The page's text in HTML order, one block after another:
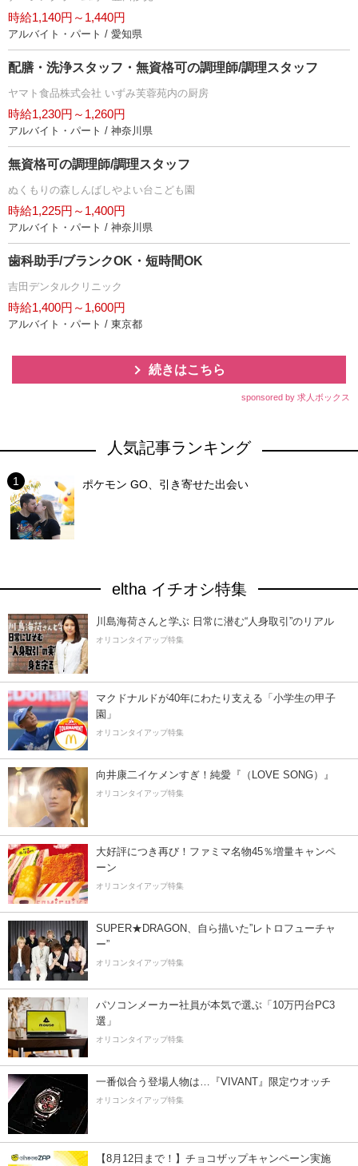
時給1,140円～1,440円
アルバイト・パート / 愛知県
配膳・洗浄スタッフ・無資格可の調理師/調理スタッフ
ヤマト食品株式会社 いずみ芙蓉苑内の厨房
時給1,230円～1,260円
アルバイト・パート / 神奈川県
無資格可の調理師/調理スタッフ
ぬくもりの森しんばしやよい台こども園
時給1,225円～1,400円
アルバイト・パート / 神奈川県
歯科助手/ブランクOK・短時間OK
吉田デンタルクリニック
時給1,400円～1,600円
アルバイト・パート / 東京都
続きはこちら
sponsored by 求人ボックス
人気記事ランキング
ポケモン GO、引き寄せた出会い
eltha イチオシ特集
川島海荷さんと学ぶ 日常に潜む“人身取引”のリアル
オリコンタイアップ特集
マクドナルドが40年にわたり支える「小学生の甲子
園」
オリコンタイアップ特集
向井康二イケメンすぎ！純愛『（LOVE SONG）』
オリコンタイアップ特集
大好評につき再び！ファミマ名物45％増量キャンペ
ーン
オリコンタイアップ特集
SUPER★DRAGON、自ら描いた”レトロフューチャ
ー”
オリコンタイアップ特集
パソコンメーカー社員が本気で選ぶ「10万円台PC3
選」
オリコンタイアップ特集
一番似合う登場人物は…『VIVANT』限定ウオッチ
オリコンタイアップ特集
【8月12日まで！】チョコザップキャンペーン実施